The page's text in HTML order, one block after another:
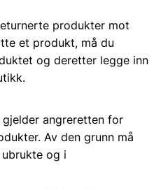
produkter mot
et produkt, må du
og deretter legge inn
angreretten for
Av den grunn må
og i